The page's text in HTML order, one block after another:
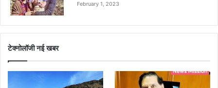
February 1, 2023
टेक्नोलॉजी नई खबर